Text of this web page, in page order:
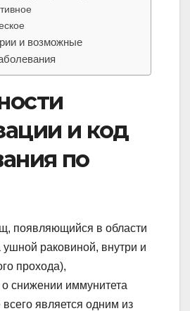
и возможные
и код
по
появляющийся в области
ушной раковиной, внутри и
прохода),
о снижении иммунитета
является одним из